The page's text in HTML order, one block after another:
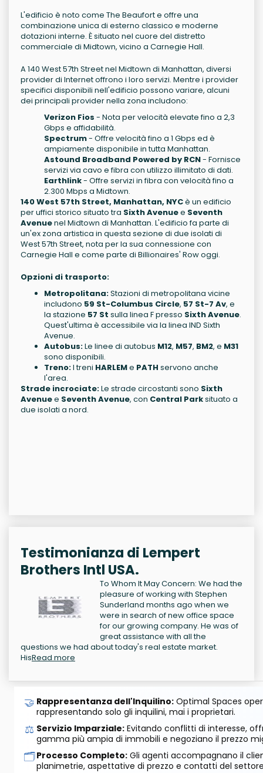
L'edificio è noto come The Beaufort e offre una
combinazione unica di esterno classico e moderne
dotazioni interne. È situato nel cuore del distretto
commerciale di Midtown, vicino a Carnegie Hall.
A 140 West 57th Street nel Midtown di Manhattan, diversi
provider di Internet offrono i loro servizi. Mentre i provider
specifici disponibili nell'edificio possono variare, alcuni
dei principali provider nella zona includono:
Verizon Fios - Nota per velocità elevate fino a 2,3
Gbps e affidabilità.
Spectrum- Offre velocità fino a 1 Gbps ed è
ampiamente disponibile in tutta Manhattan.
Astound Broadband Powered by RCN- Fornisce
servizi via cavo e fibra con utilizzo illimitato di dati.
Earthlink- Offre servizi in fibra con velocità fino a
2.300 Mbps a Midtown.
140 West 57th Street, Manhattan, NYCè un edificio
per uffici storico situato tra Sixth Avenuee Seventh
Avenuenel Midtown di Manhattan. L'edificio fa parte di
un'ex zona artistica in questa sezione di due isolati di
West 57th Street, nota per la sua connessione con
Carnegie Hall e come parte di Billionaires' Row oggi.
Opzioni di trasporto:
Metropolitana:Stazioni di metropolitana vicine
includono 59 St-Columbus Circle, 57 St-7 Av, e
la stazione 57 St sulla linea F presso Sixth Avenue.
Quest'ultima è accessibile via la linea IND Sixth
Avenue.
Autobus:Le linee di autobus M12, M57, BM2, e M31
sono disponibili.
Treno:I treni HARLEMe PATH servono anche
l'area.
Strade incrociate:Le strade circostanti sono Sixth
Avenuee Seventh Avenue, con Central Parksituato a
due isolati a nord.
Testimonianza di Lempert
Brothers Intl USA.
To Whom It May Concern: We had the
pleasure of working with Stephen
Sunderland months ago when we
were in search of new office space
for our growing company. He was of
great assistance with all the
questions we had about today's real estate market.
HisRead more
🤝 Rappresentanza dell'Inquilino: Optimal Spaces
rappresentando solo gli inquilini, mai i proprietari.
⚖️ Servizio Imparziale: Evitando conflitti di interesse,
gamma più ampia di immobili e negoziano il prezzo
🗂️Processo Completo: Gli agenti accompagnano il
planimetrie, aspettative di prezzo e contatti del